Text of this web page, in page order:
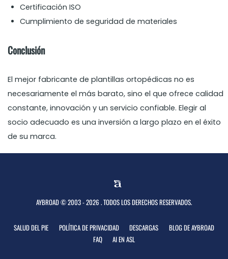
Certificación ISO
Cumplimiento de seguridad de materiales
Conclusión
El mejor fabricante de plantillas ortopédicas no es
necesariamente el más barato, sino el que ofrece calidad
constante, innovación y un servicio confiable. Elegir al
socio adecuado es una inversión a largo plazo en el éxito
de su marca.
AYBROAD © 2003 - 2026 . TODOS LOS DERECHOS RESERVADOS.
SALUD DEL PIE POLÍTICA DE PRIVACIDAD DESCARGAS
BLOG DE AYBROAD
FAQ
AI EN ASL